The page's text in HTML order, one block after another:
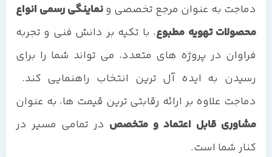
دماجت به عنوان مرجع تخصصی ونماینگی رسمی انواع
محصولات تهویه مطبوع، با تکیه بر دانش فنی و تجربه
فراوان در پروژه های متعدد، می تواند شما را برای
رسیدن به ایده آل ترین انتخاب راهنمایی کند.
دماجت علاوه بر ارائه رقابتی ترین قیمت ها، به عنوان
مشاوری قابل اعتماد و متخصص در تمامی مسیر در
کنار شما است.